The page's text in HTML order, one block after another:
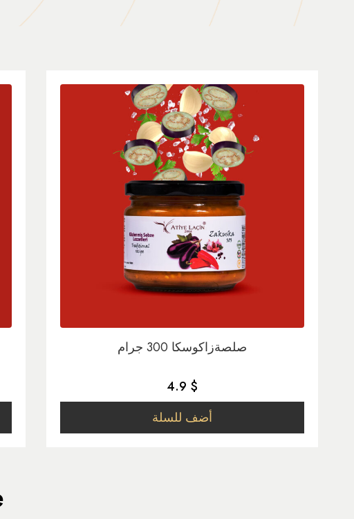
صلصةزاكوسكا 300 جرام
4.9 $
أضف للسلة